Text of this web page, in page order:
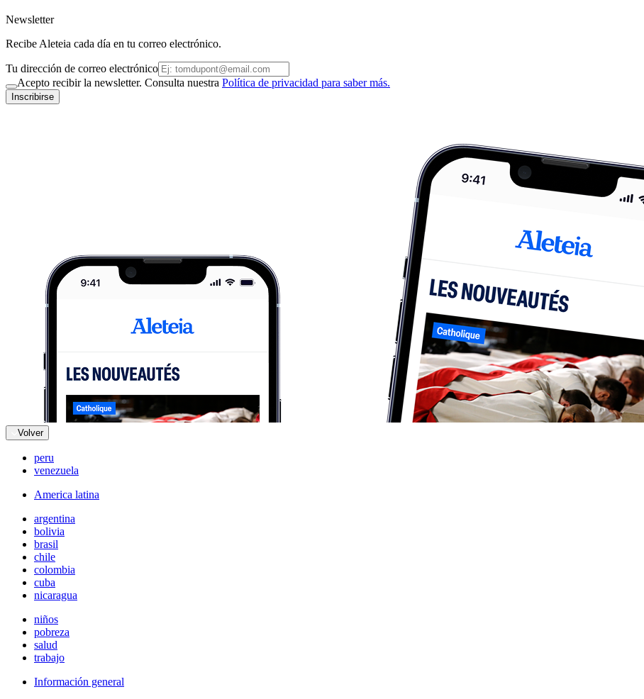
Newsletter
Recibe Aleteia cada día en tu correo electrónico.
Tu dirección de correo electrónico
Acepto recibir la newsletter. Consulta nuestra Política de privacidad para saber más.
Inscribirse
Volver
peru
venezuela
America latina
argentina
bolivia
brasil
chile
colombia
cuba
nicaragua
niños
pobreza
salud
trabajo
Información general